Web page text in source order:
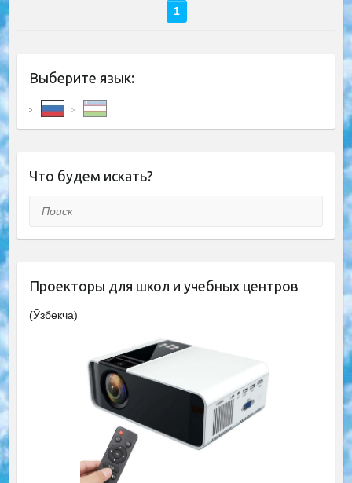
1
Выберите язык:
Что будем искать?
Поиск
Проекторы для школ и учебных центров
(Ўзбекча)